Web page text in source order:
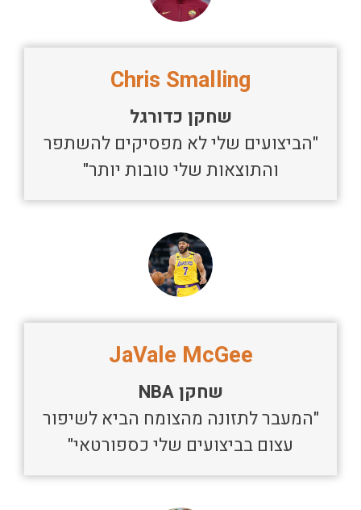
שחקן כדורגל
"הביצועים שלי לא מפסיקים להשתפר
והתוצאות שלי טובות יותר"
Chris Smalling
שחקן NBA
"המעבר לתזונה מהצומח הביא לשיפור
עצום בביצועים שלי כספורטאי"
JaVale McGee